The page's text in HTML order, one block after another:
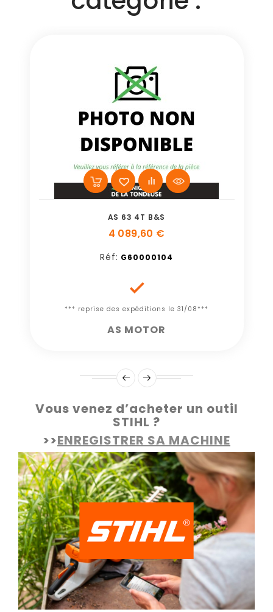
AS 63 4T B&S
4 089,60 €
Réf: G60000104

*** reprise des expéditions le 31/08***
AS MOTOR
Vous venez d’acheter un outil
STIHL ?
>>ENREGISTRER SA MACHINE